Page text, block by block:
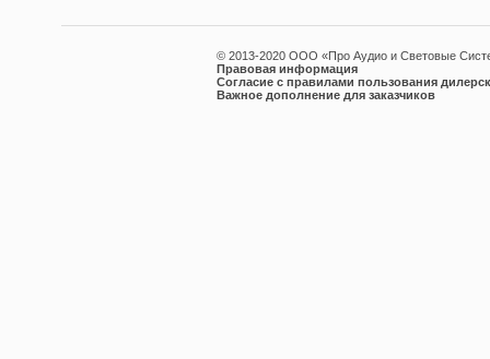
© 2013-2020 ООО «Про Аудио и Световые
Правовая информация
Согласие с правилами пользования
Важное дополнение для заказчиков